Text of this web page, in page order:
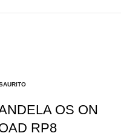
OS ON
RP8